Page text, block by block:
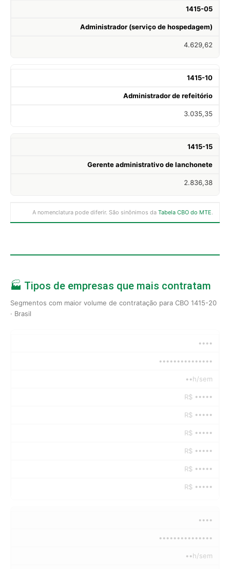
1415-05
Administrador (serviço de hospedagem)
4.629,62
1415-10
Administrador de refeitório
3.035,35
1415-15
Gerente administrativo de lanchonete
2.836,38
A nomenclatura pode diferir. São sinônimos da Tabela CBO do MTE.
🏭 Tipos de empresas que mais contratam
Segmentos com maior volume de contratação para CBO 1415-20
· Brasil
••••
•••••••••••••••
••h/sem
R$ •••••
R$ •••••
R$ •••••
R$ •••••
R$ •••••
R$ •••••
••••
•••••••••••••••
••h/sem